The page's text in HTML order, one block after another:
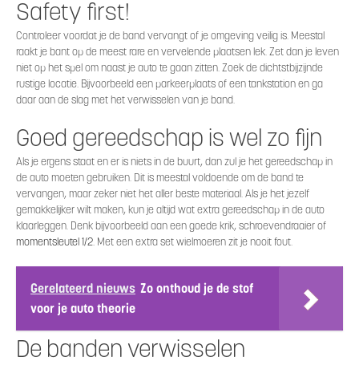
Safety first!
Controleer voordat je de band vervangt of je omgeving veilig is. Meestal
raakt je bant op de meest rare en vervelende plaatsen lek. Zet dan je leven
niet op het spel om naast je auto te gaan zitten. Zoek de dichtstbijzijnde
rustige locatie. Bijvoorbeeld een parkeerplaats of een tankstation en ga
daar aan de slag met het verwisselen van je band.
Goed gereedschap is wel zo fijn
Als je ergens staat en er is niets in de buurt, dan zul je het gereedschap in
de auto moeten gebruiken. Dit is meestal voldoende om de band te
vervangen, maar zeker niet het aller beste materiaal. Als je het jezelf
gemakkelijker wilt maken, kun je altijd wat extra gereedschap in de auto
klaarleggen. Denk bijvoorbeeld aan een goede krik, schroevendraaier of
momentsleutel 1/2. Met een extra set wielmoeren zit je nooit fout.
Gerelateerd nieuws Zo onthoud je de stof
voor je auto theorie
De banden verwisselen